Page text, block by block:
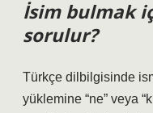
İsim bulmak
sorulur?
Türkçe dilbilgisinde
yüklemine “ne” veya